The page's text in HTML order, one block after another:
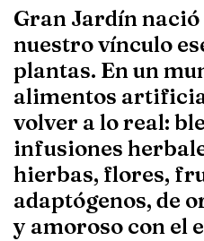
Gran Jardín
nuestro vínculo
plantas. En un
alimentos
volver a lo real:
infusiones
hierbas, flores,
adaptógenos, de
y amoroso con el